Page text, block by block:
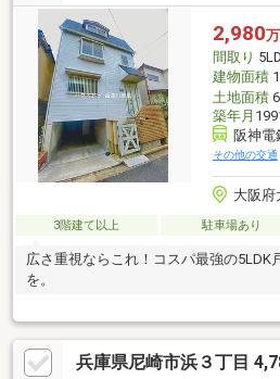
2,980
間取り
建物面積
土地面積
築年月
阪神電
その他の交通
大阪府
3階建て以上 駐車場あり
広さ重視ならこれ！コスパ最強の5LDK
を。
兵庫県尼崎市浜３丁目